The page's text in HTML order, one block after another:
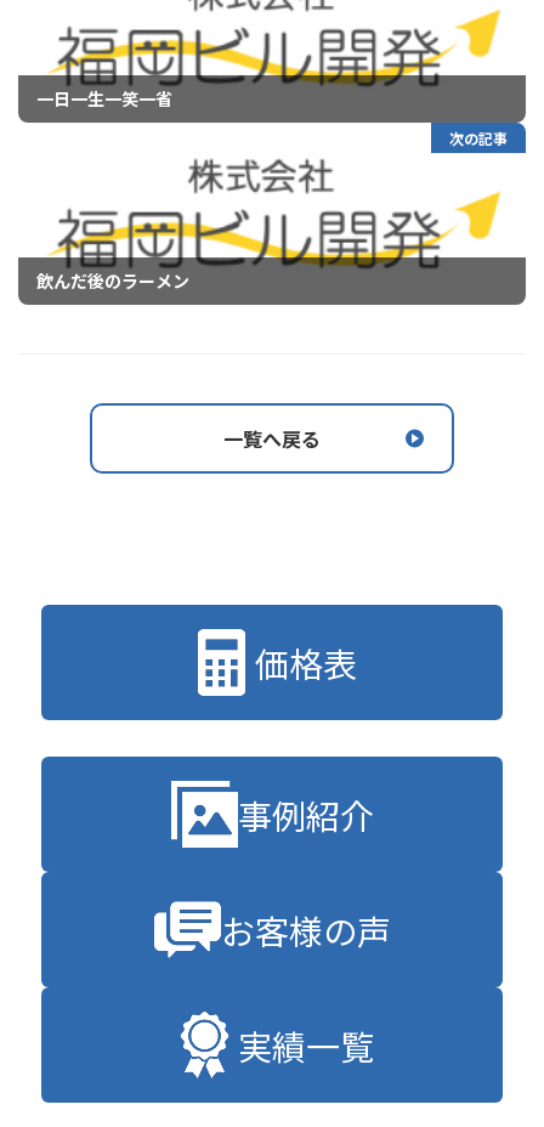
一日一生一笑一省
次の記事
飲んだ後のラーメン
一覧へ戻る
価格表
事例紹介
お客様の声
実績一覧